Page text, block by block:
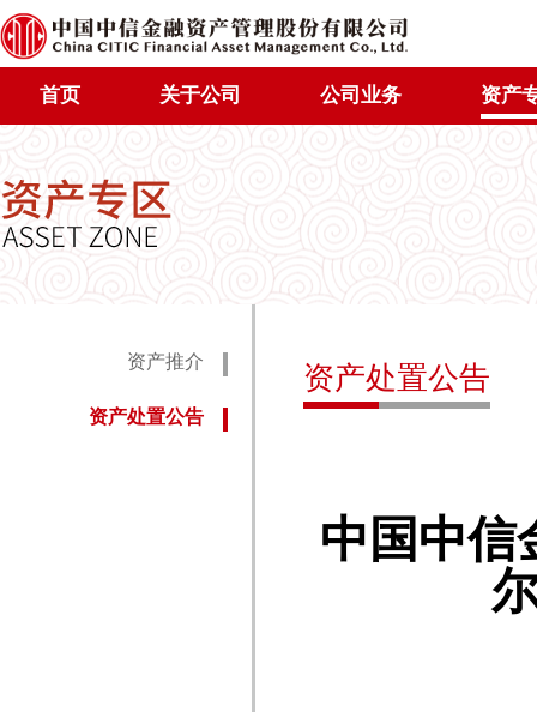
首页 关于公司 公司业务 资产
资产推介
资产处置公告
资产处置公告
中国中信